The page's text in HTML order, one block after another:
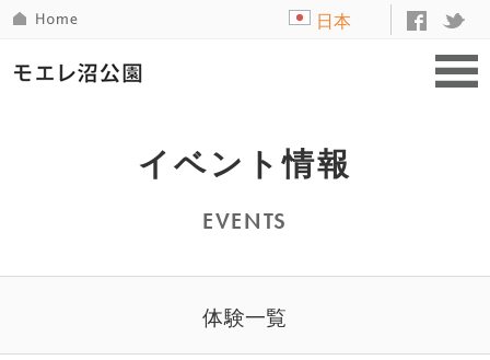
日本
イベント情報
EVENTS
体験一覧